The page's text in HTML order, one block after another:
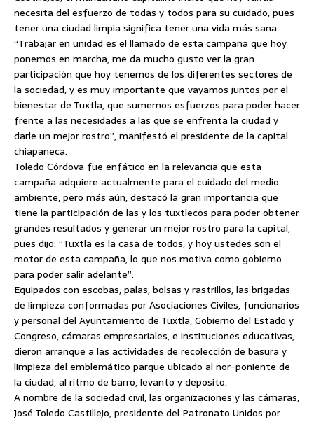
necesita del esfuerzo de todas y todos para su cuidado, pues
tener una ciudad limpia significa tener una vida más sana.
“Trabajar en unidad es el llamado de esta campaña que hoy
ponemos en marcha, me da mucho gusto ver la gran
participación que hoy tenemos de los diferentes sectores de
la sociedad, y es muy importante que vayamos juntos por el
bienestar de Tuxtla, que sumemos esfuerzos para poder hacer
frente a las necesidades a las que se enfrenta la ciudad y
darle un mejor rostro”, manifestó el presidente de la capital
chiapaneca.
Toledo Córdova fue enfático en la relevancia que esta
campaña adquiere actualmente para el cuidado del medio
ambiente, pero más aún, destacó la gran importancia que
tiene la participación de las y los tuxtlecos para poder obtener
grandes resultados y generar un mejor rostro para la capital,
pues dijo: “Tuxtla es la casa de todos, y hoy ustedes son el
motor de esta campaña, lo que nos motiva como gobierno
para poder salir adelante”.
Equipados con escobas, palas, bolsas y rastrillos, las brigadas
de limpieza conformadas por Asociaciones Civiles, funcionarios
y personal del Ayuntamiento de Tuxtla, Gobierno del Estado y
Congreso, cámaras empresariales, e instituciones educativas,
dieron arranque a las actividades de recolección de basura y
limpieza del emblemático parque ubicado al nor-poniente de
la ciudad, al ritmo de barro, levanto y deposito.
A nombre de la sociedad civil, las organizaciones y las cámaras,
José Toledo Castillejo, presidente del Patronato Unidos por